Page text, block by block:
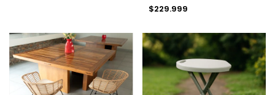
$229.999